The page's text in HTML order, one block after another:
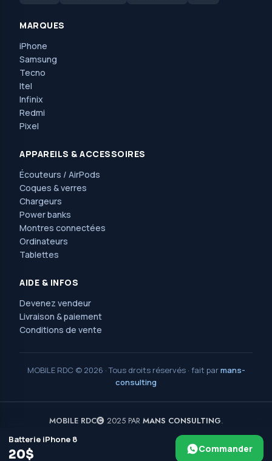
Batterie iPhone 8
20$ Commander
MARQUES
iPhone
Samsung
Tecno
Itel
Infinix
Redmi
Pixel
APPAREILS & ACCESSOIRES
Écouteurs / AirPods
Coques & verres
Chargeurs
Power banks
Montres connectées
Ordinateurs
Tablettes
AIDE & INFOS
Devenez vendeur
Livraison & paiement
Conditions de vente
MOBILE RDC © 2026 · Tous droits réservés · fait parmans-
consulting
MOBILE RDC 2025 PAR MANS CONSULTING.
Avenue Nguma, 77, ma campagne, jolie parc,
ngaliema/kinshasa. Réf : l'église saint Luc et l'arrêt érosion.